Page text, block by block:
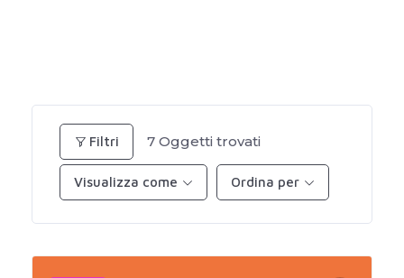
Filtri 7 Oggetti trovati
Visualizza come Ordina per